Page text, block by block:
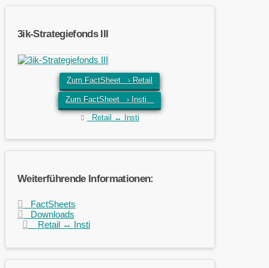
3ik-Strategiefonds III
Zum FactSheet › Retail
Zum FactSheet › Insti
Retail ↔ Insti
Weiterführende Informationen:
FactSheets
Downloads
Retail ↔ Insti